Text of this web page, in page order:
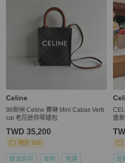
Celine
98新🆕 Celine 賽琳 Mini Cabas Verti
cal 老花迷你琴譜包
TWD 35,200
現折 800
狀況尚可 本地 免運
進新
近